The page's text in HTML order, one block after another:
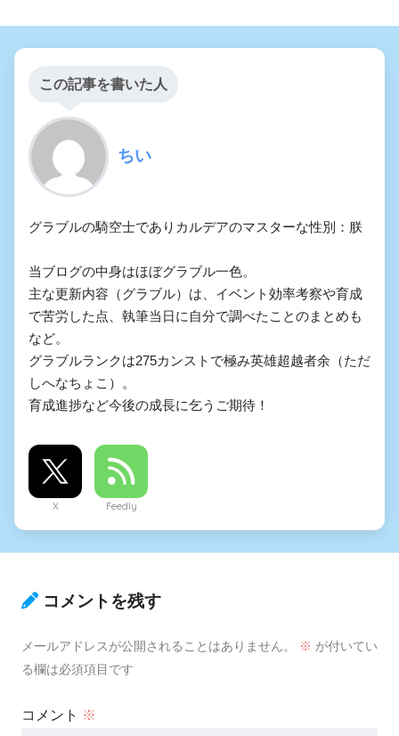
この記事を書いた人
ちい
グラブルの騎空士でありカルデアのマスターな性別：朕
当ブログの中身はほぼグラブル一色。
主な更新内容（グラブル）は、イベント効率考察や育成
で苦労した点、執筆当日に自分で調べたことのまとめも
など。
グラブルランクは275カンストで極み英雄超越者余（ただ
しへなちょこ）。
育成進捗など今後の成長に乞うご期待！
X Feedly
コメントを残す
メールアドレスが公開されることはありません。 ※ が付いてい
る欄は必須項目です
コメント ※